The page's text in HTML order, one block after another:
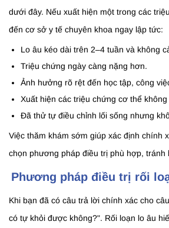
dưới đây. Nếu xuất hiện một trong các
đến cơ sở y tế chuyên khoa ngay lập tức:
Lo âu kéo dài trên 2–4 tuần và không
Triệu chứng ngày càng nặng hơn.
Ảnh hưởng rõ rệt đến học tập, công
Xuất hiện các triệu chứng cơ thể
Đã thử tự điều chỉnh lối sống nhưng
Việc thăm khám sớm giúp xác định chính
chọn phương pháp điều trị phù hợp, tránh
Phương pháp điều trị rối
Khi bạn đã có câu trả lời chính xác cho
có tự khỏi được không?". Rối loạn lo âu